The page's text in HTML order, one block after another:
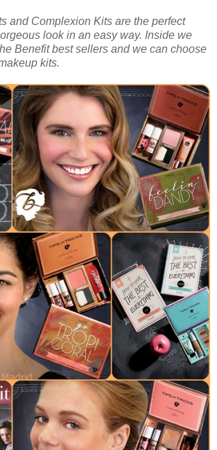
and Complexion Kits are the perfect
look in an easy way. Inside we
Benefit best sellers and we can choose
kits.